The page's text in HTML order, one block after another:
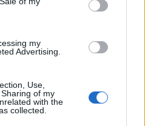
my
Advertising.
Use,
of my
with the
collected.
beállt a zsidó
Irán mögé
kezdett Irán